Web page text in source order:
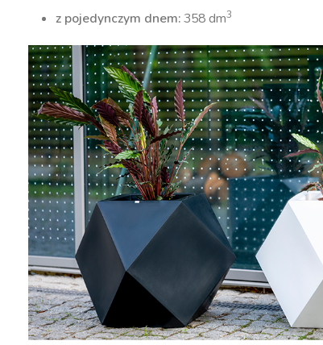
z pojedynczym dnem:358 dm3